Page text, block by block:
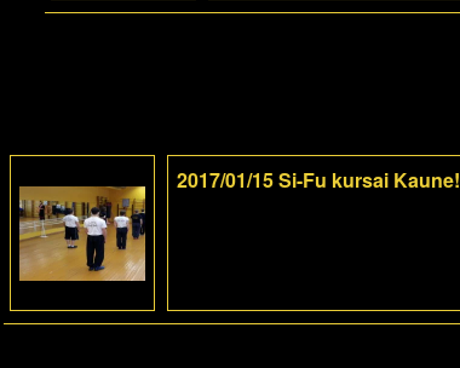
2017/01/15 Si-Fu kursai Kaune!